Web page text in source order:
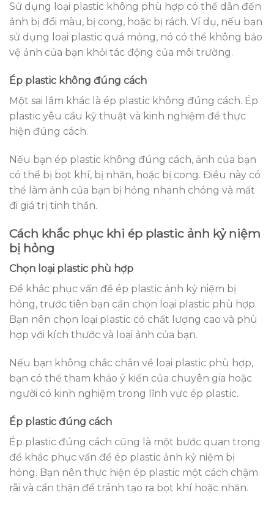
Sử dụng loại plastic không phù hợp có thể dẫn đến
ảnh bị đổi màu, bị cong, hoặc bị rách. Ví dụ, nếu bạn
sử dụng loại plastic quá mỏng, nó có thể không bảo
vệ ảnh của bạn khỏi tác động của môi trường.
Ép plastic không đúng cách
Một sai lầm khác là ép plastic không đúng cách. Ép
plastic yêu cầu kỹ thuật và kinh nghiệm để thực
hiện đúng cách.
Nếu bạn ép plastic không đúng cách, ảnh của bạn
có thể bị bọt khí, bị nhăn, hoặc bị cong. Điều này có
thể làm ảnh của bạn bị hỏng nhanh chóng và mất
đi giá trị tinh thần.
Cách khắc phục khi ép plastic ảnh kỷ niệm
bị hỏng
Chọn loại plastic phù hợp
Để khắc phục vấn đề ép plastic ảnh kỷ niệm bị
hỏng, trước tiên bạn cần chọn loại plastic phù hợp.
Bạn nên chọn loại plastic có chất lượng cao và phù
hợp với kích thước và loại ảnh của bạn.
Nếu bạn không chắc chắn về loại plastic phù hợp,
bạn có thể tham khảo ý kiến của chuyên gia hoặc
người có kinh nghiệm trong lĩnh vực ép plastic.
Ép plastic đúng cách
Ép plastic đúng cách cũng là một bước quan trọng
để khắc phục vấn đề ép plastic ảnh kỷ niệm bị
hỏng. Bạn nên thực hiện ép plastic một cách chậm
rãi và cẩn thận để tránh tạo ra bọt khí hoặc nhăn.